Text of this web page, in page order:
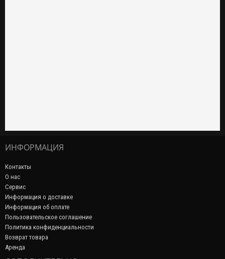
ИНФОРМАЦИЯ
Контакты
О нас
Сервис
Информация о доставке
Информация об оплате
Пользовательское соглашение
Политика конфиденциальности
Возврат товара
Аренда